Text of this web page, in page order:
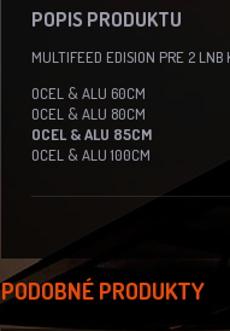
POPIS PRODUKTU
MULTIFEED EDISION PRE 2 LNB
OCEL & ALU 60CM
OCEL & ALU 80CM
OCEL & ALU 85CM
OCEL & ALU 100CM
PODOBNÉ PRODUKTY